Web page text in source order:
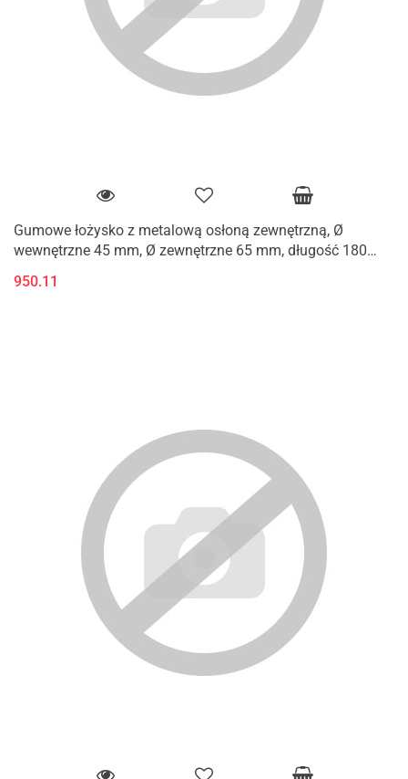
Gumowe łożysko z metalową osłoną zewnętrzną, Ø
wewnętrzne 45 mm, Ø zewnętrzne 65 mm, długość 180
950.11